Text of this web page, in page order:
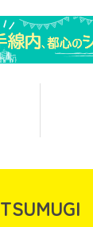
TSUMUGI